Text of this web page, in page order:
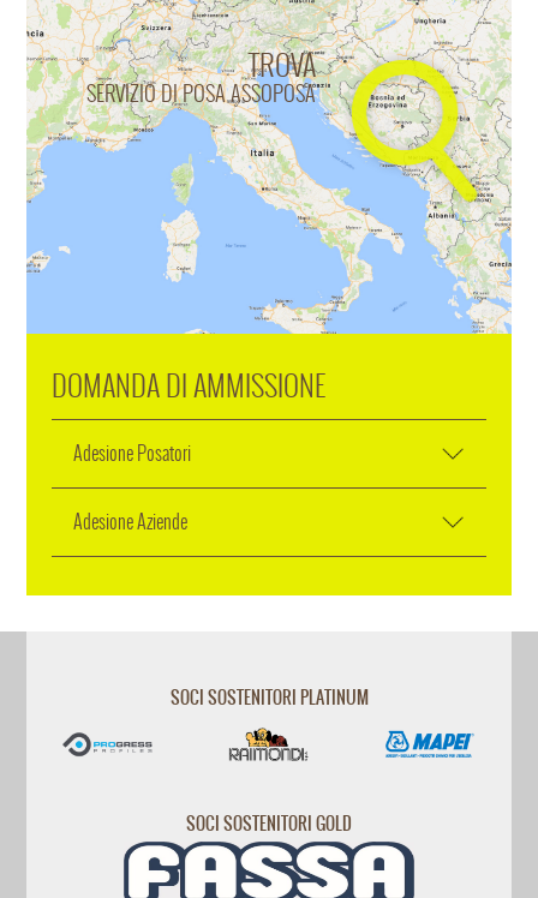
TROVA
SERVIZIO DI POSA ASSOPOSA
DOMANDA DI AMMISSIONE
Adesione Posatori
Adesione Aziende
SOCI SOSTENITORI PLATINUM
SOCI SOSTENITORI GOLD